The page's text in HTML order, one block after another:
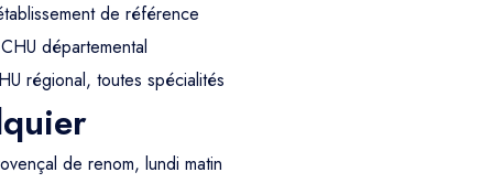
de référence
départemental
régional, toutes spécialités
de renom, lundi matin